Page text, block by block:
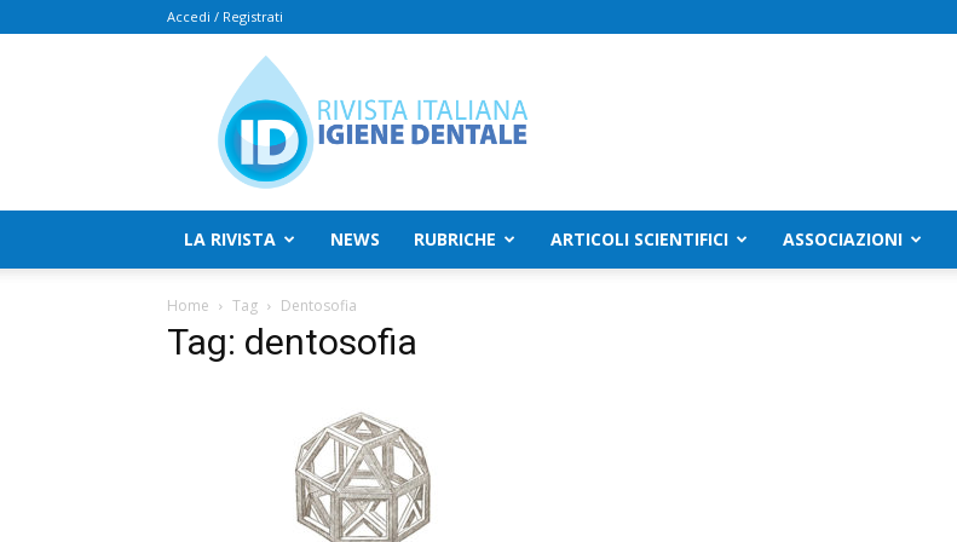
Accedi / Registrati
Rivista
Italiana
Igiene
Dentale
LA RIVISTA NEWS RUBRICHE ARTICOLI SCIENTIFICI ASSOCIAZIONI
Home Tag Dentosofia
Tag: dentosofia